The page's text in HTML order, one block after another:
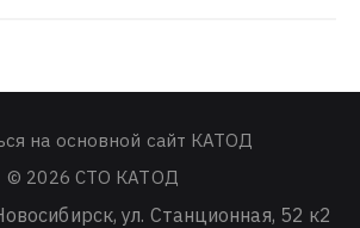
на основной сайт КАТОД
© 2026 СТО КАТОД
,ул. Станционная, 52 к2